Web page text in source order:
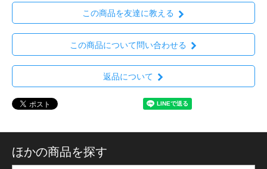
この商品を友達に教える
この商品について問い合わせる
返品について
ほかの商品を探す